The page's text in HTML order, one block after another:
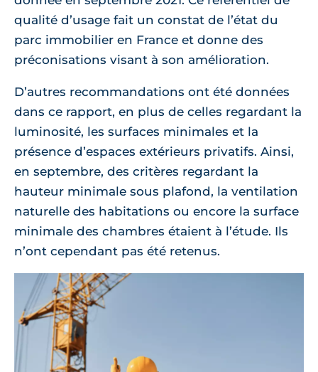
qualité d’usage fait un constat de l’état du
parc immobilier en France et donne des
préconisations visant à son amélioration.
D’autres recommandations ont été données
dans ce rapport, en plus de celles regardant la
luminosité, les surfaces minimales et la
présence d’espaces extérieurs privatifs. Ainsi,
en septembre, des critères regardant la
hauteur minimale sous plafond, la ventilation
naturelle des habitations ou encore la surface
minimale des chambres étaient à l’étude. Ils
n’ont cependant pas été retenus.